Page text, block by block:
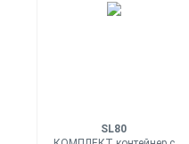
SL80